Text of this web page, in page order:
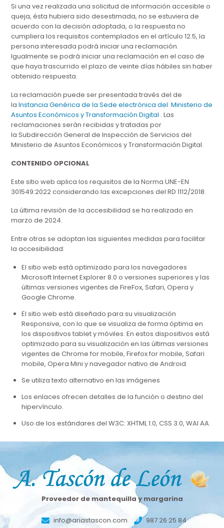
Si una vez realizada una solicitud de información accesible o
queja, ésta hubiera sido desestimada, no se estuviera de
acuerdo con la decisión adoptada, o la respuesta no
cumpliera los requisitos contemplados en el artículo 12.5, la
persona interesada podrá iniciar una reclamación.
Igualmente se podrá iniciar una reclamación en el caso de
que haya trascurrido el plazo de veinte días hábiles sin haber
obtenido respuesta.
La reclamación puede ser presentada través del de
laInstancia Genérica de la Sede electrónica del Ministerio de
Asuntos Económicos y Transformación Digital . Las
reclamaciones serán recibidas y tratadas por
la Subdirección General de Inspección de Servicios del
Ministerio de Asuntos Económicos y Transformación Digital.
CONTENIDO OPCIONAL
Este sitio web aplica los requisitos de la Norma UNE-EN
301549:2022 considerando las excepciones del RD 1112/2018.
La última revisión de la accesibilidad se ha realizado en
marzo de 2024.
Entre otras se adoptan las siguientes medidas para facilitar
la accesibilidad:
El sitio web está optimizado para los navegadores
Microsoft Internet Explorer 8.0 o versiones superiores y las
últimas versiones vigentes de FireFox, Safari, Opera y
Google Chrome.
El sitio web está diseñado para su visualización
Responsive, con lo que se visualiza de forma óptima en
los dispositivos tablet y móviles. En estos dispositivos está
optimizado para su visualización en las últimas versiones
vigentes de Chrome for mobile, Firefox for mobile, Safari
mobile, Opera Mini y navegador nativo de Android.
Se utiliza texto alternativo en las imágenes
Los enlaces ofrecen detalles de la función o destino del
hipervínculo.
Uso de los estándares del W3C: XHTML 1.0, CSS 3.0, WAI AA.
Proveedor de mantequilla y margarina
info@ariastascon.com 987 26 25 84